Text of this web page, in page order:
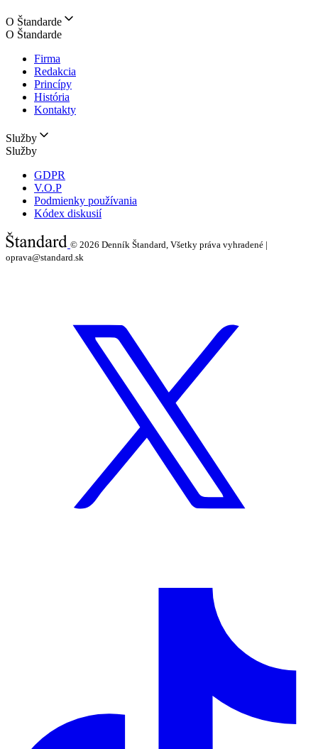
O Štandarde
O Štandarde
Firma
Redakcia
Princípy
História
Kontakty
Služby
Služby
GDPR
V.O.P
Podmienky používania
Kódex diskusií
© 2026 Denník Štandard, Všetky práva vyhradené |
oprava@standard.sk